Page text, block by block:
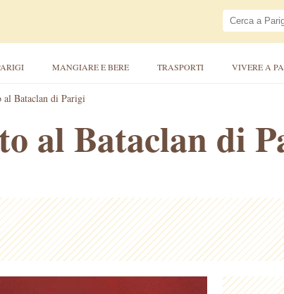
MANGIARE E BERE TRASPORTI VIVERE A
al Bataclan di Parigi
al Bataclan di